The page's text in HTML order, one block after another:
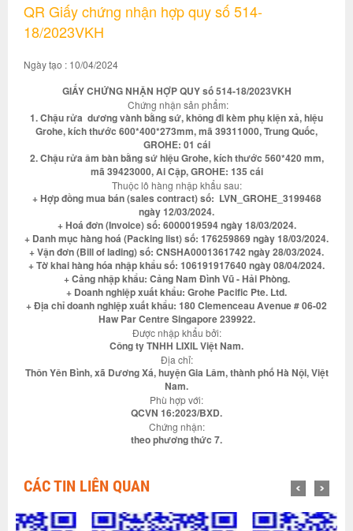
QR Giấy chứng nhận hợp quy số 514-
18/2023VKH
Ngày tạo : 10/04/2024
GIẤY CHỨNG NHẬN HỢP QUY số 514-18/2023VKH
Chứng nhận sản phẩm:
1. Chậu rửa dương vành bằng sứ, không đi kèm phụ kiện xả, hiệu
Grohe, kích thước 600*400*273mm, mã 39311000, Trung Quốc,
GROHE: 01 cái
2. Chậu rửa âm bàn bằng sứ hiệu Grohe, kích thước 560*420 mm,
mã 39423000, Ai Cập, GROHE: 135 cái
Thuộc lô hàng nhập khẩu sau:
+ Hợp đồng mua bán (sales contract) số: LVN_GROHE_3199468
ngày 12/03/2024.
+ Hoá đơn (Invoice) số: 6000019594 ngày 18/03/2024.
+ Danh mục hàng hoá (Packing list) số: 176259869 ngày 18/03/2024.
+ Vận đơn (Bill of lading) số: CNSHA0001361742 ngày 28/03/2024.
+ Tờ khai hàng hóa nhập khẩu số: 106191917640 ngày 08/04/2024.
+ Cảng nhập khẩu: Cảng Nam Đình Vũ - Hải Phòng.
+ Doanh nghiệp xuất khẩu: Grohe Pacific Pte. Ltd.
+ Địa chỉ doanh nghiệp xuất khẩu: 180 Clemenceau Avenue # 06-02
Haw Par Centre Singapore 239922.
Được nhập khẩu bởi:
Công ty TNHH LIXIL Việt Nam.
Địa chỉ:
Thôn Yên Bình, xã Dương Xá, huyện Gia Lâm, thành phố Hà Nội, Việt
Nam.
Phù hợp với:
QCVN 16:2023/BXD.
Chứng nhận:
theo phương thức 7.
CÁC TIN LIÊN QUAN